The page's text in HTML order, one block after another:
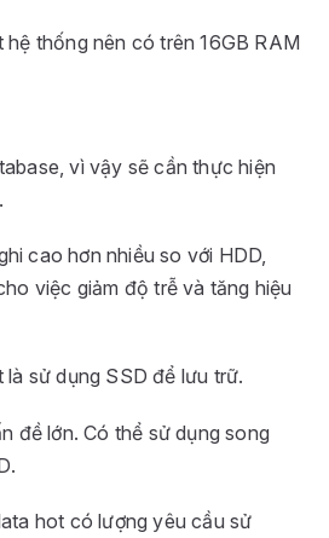
thống nên có trên 16GB RAM
vì vậy sẽ cần thực hiện
cao hơn nhiều so với HDD,
việc giảm độ trễ và tăng hiệu
sử dụng SSD để lưu trữ.
đề lớn. Có thể sử dụng song
hot có lượng yêu cầu sử